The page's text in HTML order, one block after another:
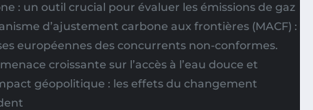
: un outil crucial pour évaluer les émissions de gaz
d’ajustement carbone aux frontières (MACF) :
européennes des concurrents non-conformes.
croissante sur l’accès à l’eau douce et
géopolitique : les effets du changement